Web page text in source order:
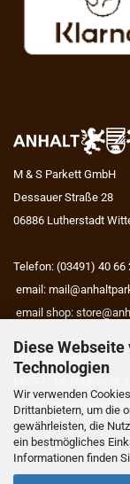
Diese
Technologien
Wir verwenden
Drittanbietern, um die
gewährleisten, die
ein bestmögliches
Informationen finden
M & S Parkett GmbH
Dessauer Straße 28
06886 Lutherstadt
Telefon: (03491) 40 66
email:
email shop:
Öffnungszeiten
Mo.-Fr. : 08:00Uhr -
Sa. : nach